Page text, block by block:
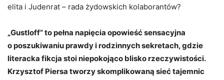
elita i Judenrat – rada żydowskich kolaborantów?
„Gustloff” to pełna napięcia opowieść sensacyjna
o poszukiwaniu prawdy i rodzinnych sekretach, gdzie
literacka fikcja stoi niepokojąco blisko rzeczywistości.
Krzysztof Piersa tworzy skomplikowaną sieć tajemnic